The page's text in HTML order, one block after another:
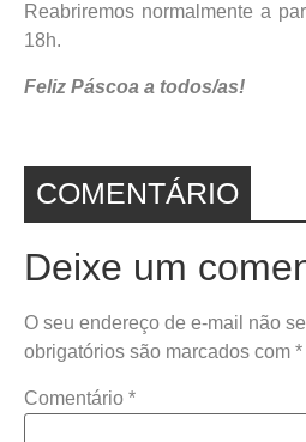
Reabriremos normalmente a
18h.
Feliz Páscoa a todos/as!
COMENTÁRIO
Deixe um
O seu endereço de e-mail não
obrigatórios são marcados com *
Comentário *